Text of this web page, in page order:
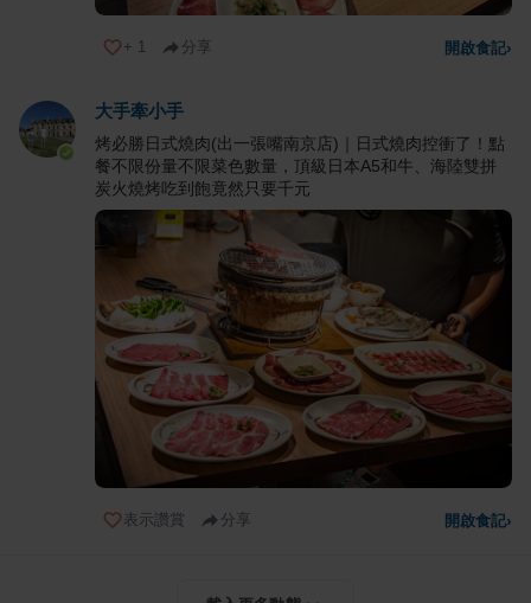
+ 1 分享 開啟食記›
大手牽小手
烤必勝日式燒肉(出一張嘴南京店)｜日式燒肉控衝了！點
餐不限份量不限菜色數量，頂級日本A5和牛、海陸雙拼
炭火燒烤吃到飽竟然只要千元
表示讚賞 分享 開啟食記›